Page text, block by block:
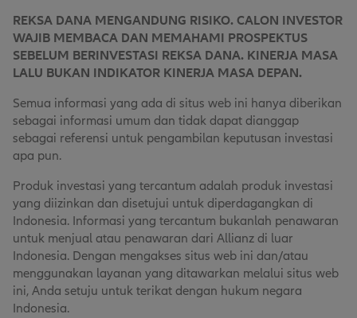
REKSA DANA MENGANDUNG RISIKO. CALON INVESTOR
WAJIB MEMBACA DAN MEMAHAMI PROSPEKTUS
SEBELUM BERINVESTASI REKSA DANA. KINERJA MASA
LALU BUKAN INDIKATOR KINERJA MASA DEPAN.
Semua informasi yang ada di situs web ini hanya diberikan
sebagai informasi umum dan tidak dapat dianggap
sebagai referensi untuk pengambilan keputusan investasi
apa pun.
Produk investasi yang tercantum adalah produk investasi
yang diizinkan dan disetujui untuk diperdagangkan di
Indonesia. Informasi yang tercantum bukanlah penawaran
untuk menjual atau penawaran dari Allianz di luar
Indonesia. Dengan mengakses situs web ini dan/atau
menggunakan layanan yang ditawarkan melalui situs web
ini, Anda setuju untuk terikat dengan hukum negara
Indonesia.